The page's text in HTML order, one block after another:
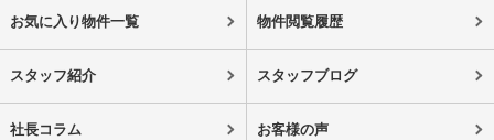
お気に入り物件一覧 物件閲覧履歴
スタッフ紹介 スタッフブログ
社長コラム お客様の声